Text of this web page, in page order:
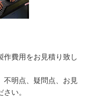
作費用をお見積り致し
不明点、疑問点、お見
い。